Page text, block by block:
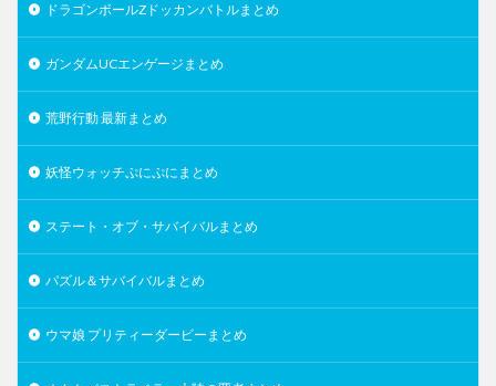
ドラゴンボールZドッカンバトルまとめ
ガンダムUCエンゲージまとめ
荒野行動 最新まとめ
妖怪ウォッチぷにぷにまとめ
ステート・オブ・サバイバルまとめ
パズル＆サバイバルまとめ
ウマ娘 プリティーダービーまとめ